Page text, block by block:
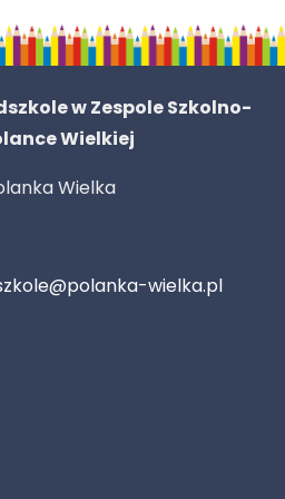
w Zespole Szkolno-
Wielkiej
Wielka
wielka.pl